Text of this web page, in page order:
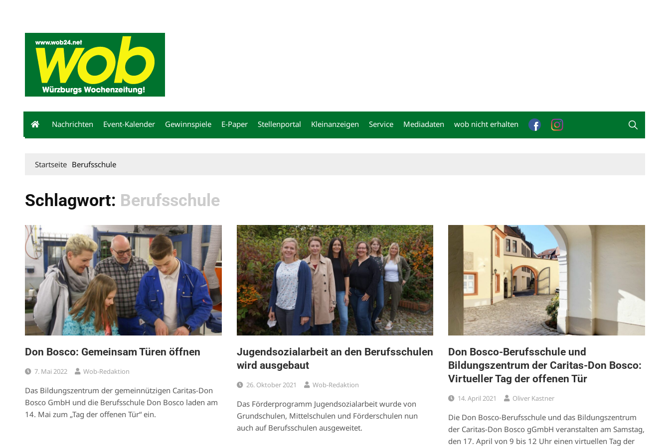
Nachrichten Event-Kalender Gewinnspiele E-Paper Stellenportal Kleinanzeigen Service Mediadaten wob nicht erhalten
Startseite Berufsschule
Schlagwort: Berufsschule
Don Bosco: Gemeinsam Türen öffnen
7. Mai 2022 Wob-Redaktion
Das Bildungszentrum der gemeinnützigen Caritas-Don
Bosco GmbH und die Berufsschule Don Bosco laden am
14. Mai zum „Tag der offenen Tür“ ein.
Jugendsozialarbeit an den Berufsschulen
wird ausgebaut
26. Oktober 2021 Wob-Redaktion
Das Förderprogramm Jugendsozialarbeit wurde von
Grundschulen, Mittelschulen und Förderschulen nun
auch auf Berufsschulen ausgeweitet.
Don Bosco-Berufsschule und
Bildungszentrum der Caritas-Don Bosco:
Virtueller Tag der offenen Tür
14. April 2021 Oliver Kastner
Die Don Bosco-Berufsschule und das Bildungszentrum
der Caritas-Don Bosco gGmbH veranstalten am Samstag,
den 17. April von 9 bis 12 Uhr einen virtuellen Tag der